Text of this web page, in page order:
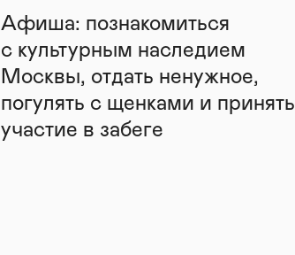
Афиша: познакомиться
с культурным наследием
Москвы, отдать ненужное,
погулять с щенками и принять
участие в забеге